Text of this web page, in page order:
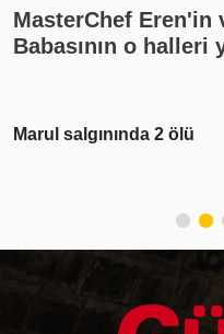
MasterChef Eren'in
Babasının o halleri
Ersin Destanoğlu ile Neşe